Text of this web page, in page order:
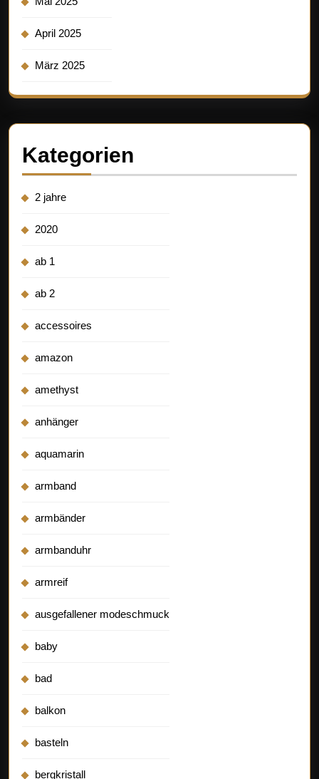
April 2025
März 2025
Kategorien
2 jahre
2020
ab 1
ab 2
accessoires
amazon
amethyst
anhänger
aquamarin
armband
armbänder
armbanduhr
armreif
ausgefallener modeschmuck
baby
bad
balkon
basteln
bergkristall